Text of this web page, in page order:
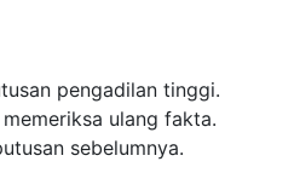
pengadilan tinggi.
ulang fakta.
sebelumnya.